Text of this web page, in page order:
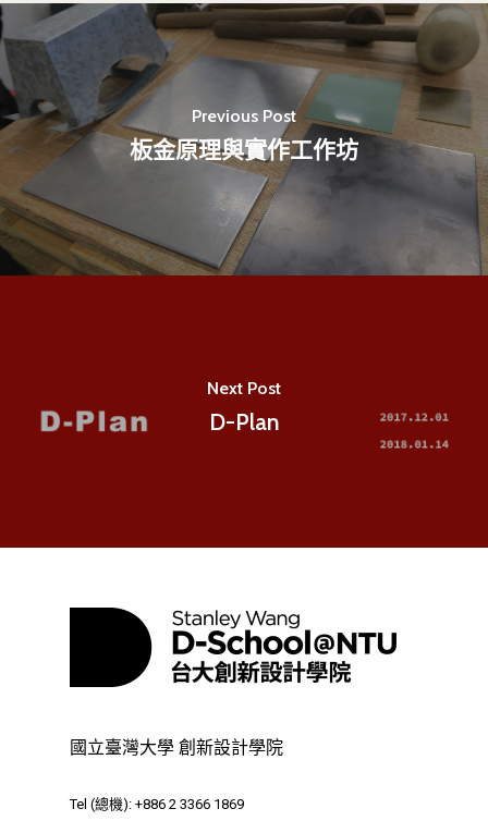
Previous Post
板金原理與實作工作坊
Next Post
D-Plan
國立臺灣大學 創新設計學院
Tel (總機): +886 2 3366 1869
學院簡介
相關法規
團隊成員
領域專長
24hrs D
業務單位
創新教育中心
創新領域學士學位學程
創意創業學分學程
領導學分學程
相關計畫
跟著董總實習
企業出題X臺大解題
探索學習計畫
NTU Beyond Borders
相關表單
D電子報
EN
Room 409, Building for
Research Excellence.